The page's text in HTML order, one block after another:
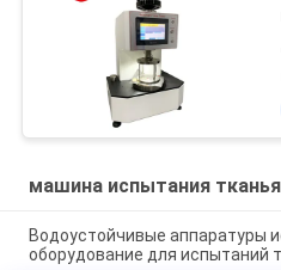
машина испытания тканья
Водоустойчивые аппаратуры
оборудование для испытаний